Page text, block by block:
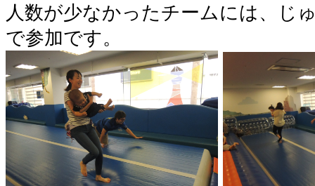
人数が少なかったチームには、じ
で参加です。